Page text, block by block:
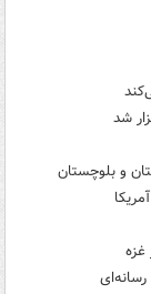
و بلوچستان
رسانه‌ای